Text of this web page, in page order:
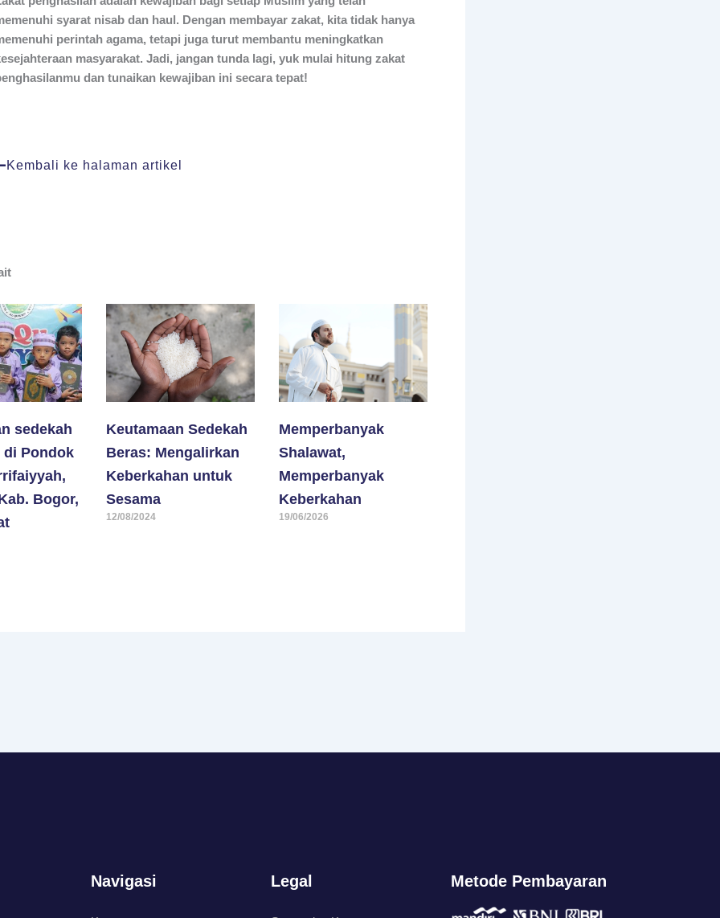
syarat nisab dan haul. Dengan membayar zakat, kita tidak hanya
perintah agama, tetapi juga turut membantu meningkatkan
masyarakat. Jadi, jangan tunda lagi, yuk mulai hitung zakat
dan tunaikan kewajiban ini secara tepat!
Kembali ke halaman artikel
sedekah
di Pondok
Bogor,
Keutamaan Sedekah
Beras: Mengalirkan
Keberkahan untuk
Sesama
12/08/2024
Memperbanyak
Shalawat,
Memperbanyak
Keberkahan
19/06/2026
Navigasi Legal Metode Pembayaran